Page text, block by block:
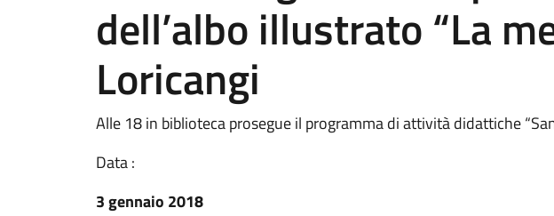
dell’albo illustrato “La
Loricangi
Alle 18 in biblioteca prosegue il programma di attività didattiche
Data :
3 gennaio 2018